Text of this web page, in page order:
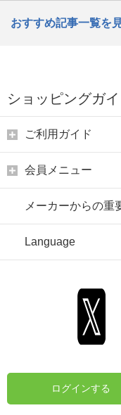
おすすめ記事一覧を
ショッピングガ
ご利用ガイド
会員メニュー
メーカーからの重
Language
ログインする